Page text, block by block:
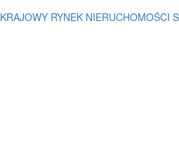
KRAJOWY RYNEK NIERUCHOMOŚCI